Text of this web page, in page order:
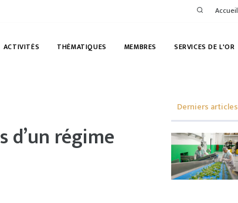
Accueil
ACTIVITÉS THÉMATIQUES MEMBRES SERVICES DE L'OR
d’un régime
Derniers articles